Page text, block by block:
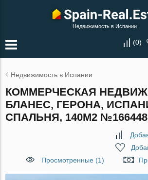
Недвижимость в Испании
(0)
Недвижимость в Испании
КОММЕРЧЕСКАЯ
БЛАНЕС, ГЕРОНА,
СПАЛЬНЯ, 140М2 №166448
Просмотренные (1)